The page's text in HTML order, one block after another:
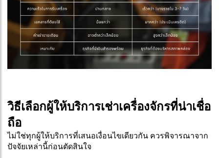
วิธีเลือกผู้ให้บริการเช่าเครื่องจักรที่น่าเชื่อ
ถือ
ไม่ใช่ทุกผู้ให้บริการที่เสนอเงื่อนไขเดียวกัน ควรพิจารณาจาก
ปัจจัยเหล่านี้ก่อนตัดสินใจ